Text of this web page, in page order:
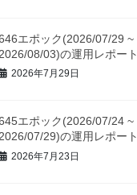
エポック(2026/07/29 ~
2026/08/03)の運用レポート
2026年7月29日
エポック(2026/07/24 ~
07/29)の運用レポート
2026年7月23日